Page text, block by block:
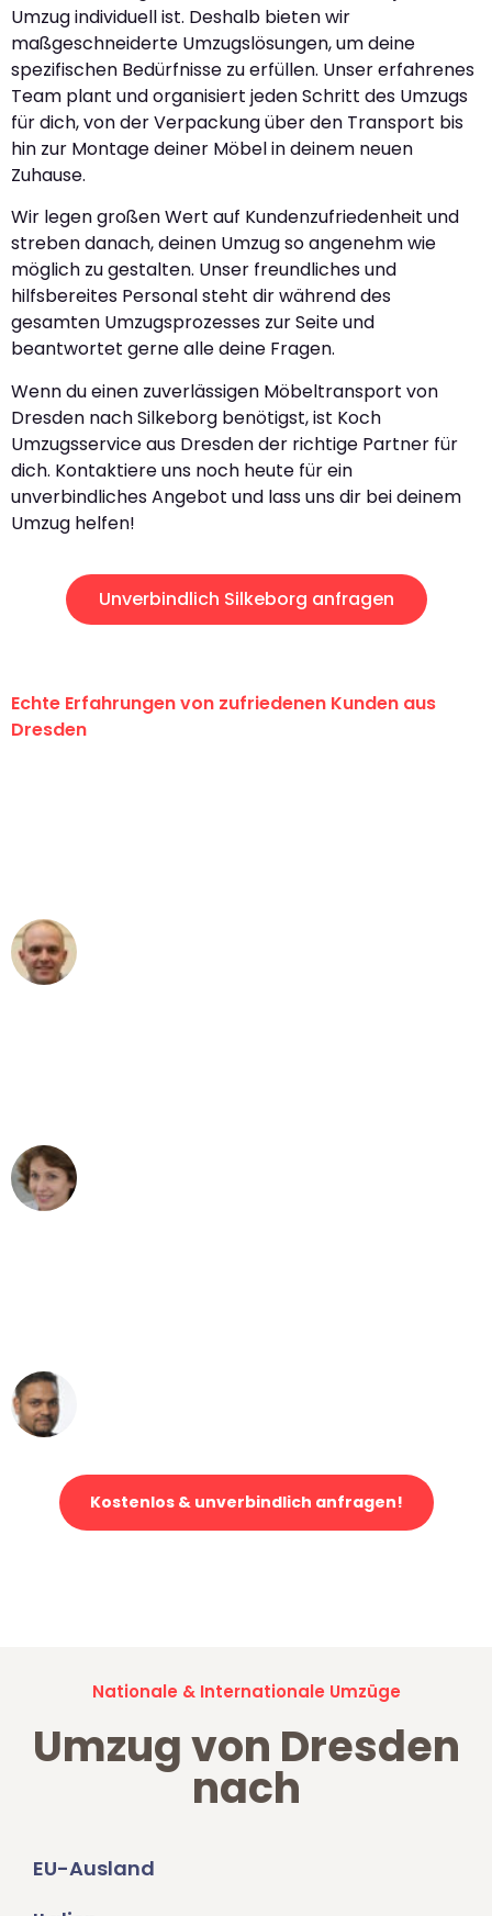
Umzug individuell ist. Deshalb bieten wir
maßgeschneiderte Umzugslösungen, um deine
spezifischen Bedürfnisse zu erfüllen. Unser erfahrenes
Team plant und organisiert jeden Schritt des Umzugs
für dich, von der Verpackung über den Transport bis
hin zur Montage deiner Möbel in deinem neuen
Zuhause.
Wir legen großen Wert auf Kundenzufriedenheit und
streben danach, deinen Umzug so angenehm wie
möglich zu gestalten. Unser freundliches und
hilfsbereites Personal steht dir während des
gesamten Umzugsprozesses zur Seite und
beantwortet gerne alle deine Fragen.
Wenn du einen zuverlässigen Möbeltransport von
Dresden nach Silkeborg benötigst, ist Koch
Umzugsservice aus Dresden der richtige Partner für
dich. Kontaktiere uns noch heute für ein
unverbindliches Angebot und lass uns dir bei deinem
Umzug helfen!
Unverbindlich Silkeborg anfragen
Echte Erfahrungen von zufriedenen Kunden aus
Dresden
Kostenlos & unverbindlich anfragen!
Nationale & Internationale Umzüge
Umzug von Dresden
nach
EU-Ausland